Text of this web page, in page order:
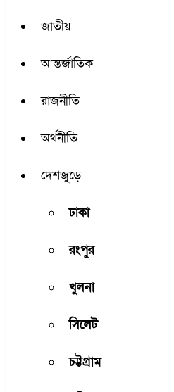
জাতীয়
আন্তর্জাতিক
রাজনীতি
অর্থনীতি
দেশজুড়ে
ঢাকা
রংপুর
খুলনা
সিলেট
চট্টগ্রাম